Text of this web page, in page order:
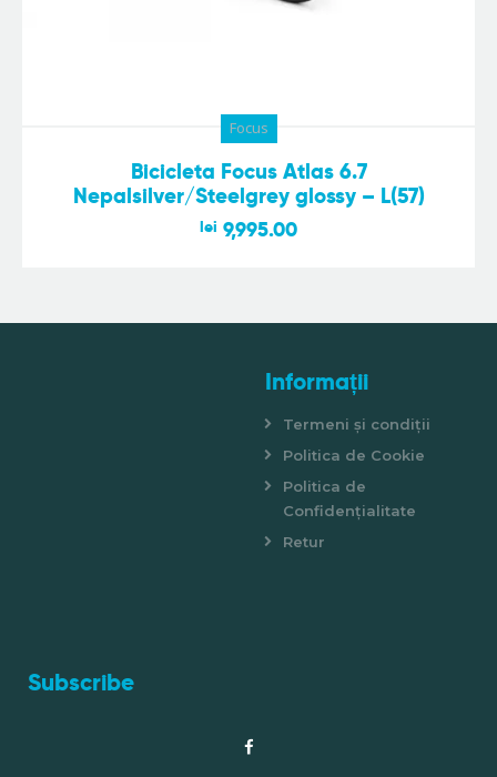
Focus
Bicicleta Focus Atlas 6.7
Nepalsilver/Steelgrey glossy – L(57)
lei 9,995.00
Informații
Termeni și condiții
Politica de Cookie
Politica de
Confidențialitate
Retur
Subscribe